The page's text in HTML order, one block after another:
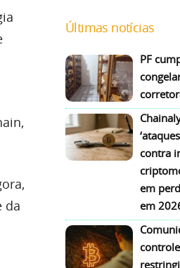
da
Últimas notícias
PF
contra
em
em